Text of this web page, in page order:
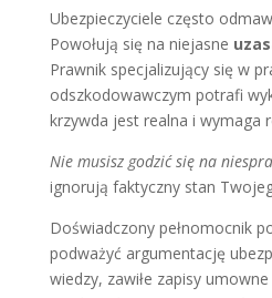
Ubezpieczyciele często
Powołują się na niejasne
Prawnik specjalizujący się w
odszkodowawczym potrafi
krzywda jest realna i wymaga
Nie musisz godzić się na
ignorują faktyczny stan
Doświadczony pełnomocnik
podważyć argumentację
wiedzy, zawiłe zapisy